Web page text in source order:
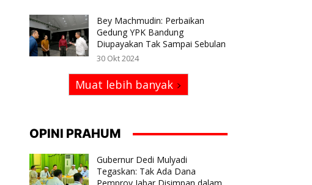
Bey Machmudin: Perbaikan
Gedung YPK Bandung
Diupayakan Tak Sampai Sebulan
30 Okt 2024
Muat lebih banyak
OPINI PRAHUM
Gubernur Dedi Mulyadi
Tegaskan: Tak Ada Dana